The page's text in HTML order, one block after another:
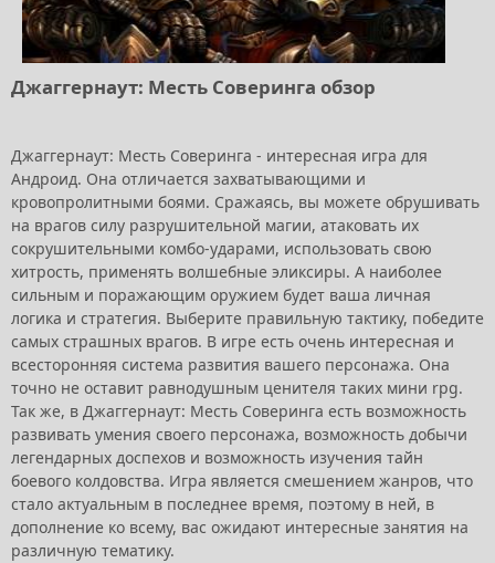
Джаггернаут: Месть Соверинга обзор
Джаггернаут: Месть Соверинга - интересная игра для
Андроид. Она отличается захватывающими и
кровопролитными боями. Сражаясь, вы можете обрушивать
на врагов силу разрушительной магии, атаковать их
сокрушительными комбо-ударами, использовать свою
хитрость, применять волшебные эликсиры. А наиболее
сильным и поражающим оружием будет ваша личная
логика и стратегия. Выберите правильную тактику, победите
самых страшных врагов. В игре есть очень интересная и
всесторонняя система развития вашего персонажа. Она
точно не оставит равнодушным ценителя таких мини rpg.
Так же, в Джаггернаут: Месть Соверинга есть возможность
развивать умения своего персонажа, возможность добычи
легендарных доспехов и возможность изучения тайн
боевого колдовства. Игра является смешением жанров, что
стало актуальным в последнее время, поэтому в ней, в
дополнение ко всему, вас ожидают интересные занятия на
различную тематику.